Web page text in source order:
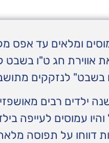
ומלאים עד אפס
אווירת חג ט"ו בשבט
לנזקקים
ילדים רבים
עמוסים לעייפה
דווחו על תפוסה